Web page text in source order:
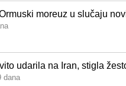
moreuz u slučaju
udarila na Iran, stigla
dana